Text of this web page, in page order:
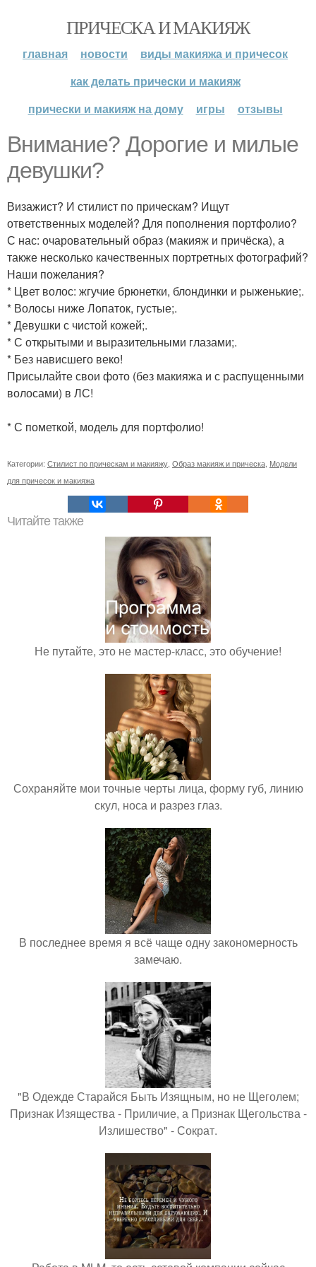
ПРИЧЕСКА И МАКИЯЖ
главная новости
виды макияжа и причесок
как делать прически и макияж
прически и макияж на дому
игры отзывы
Внимание? Дорогие и милые
девушки?
Визажист? И стилист по прическам? Ищут
ответственных моделей? Для пополнения портфолио?
С нас: очаровательный образ (макияж и причёска), а
также несколько качественных портретных фотографий?
Наши пожелания?
* Цвет волос: жгучие брюнетки, блондинки и рыженькие;.
* Волосы ниже Лопаток, густые;.
* Девушки с чистой кожей;.
* С открытыми и выразительными глазами;.
* Без нависшего веко!
Присылайте свои фото (без макияжа и с распущенными
волосами) в ЛС!
* С пометкой, модель для портфолио!
Категории: Стилист по прическам и макияжу Образ макияж и прическа Модели
для причесок и макияжа
Читайте также
Не путайте, это не мастер-класс, это обучение!
Сохраняйте мои точные черты лица, форму губ, линию
скул, носа и разрез глаз.
В последнее время я всё чаще одну закономерность
замечаю.
"В Одежде Старайся Быть Изящным, но не Щеголем;
Признак Изящества - Приличие, а Признак Щегольства -
Излишество" - Сократ.